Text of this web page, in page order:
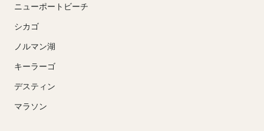
ニューポートビーチ
シカゴ
ノルマン湖
キーラーゴ
デスティン
マラソン